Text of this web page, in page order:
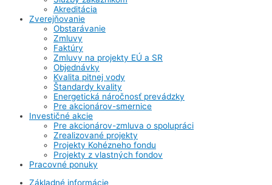
Akreditácia
Zverejňovanie
Obstarávanie
Zmluvy
Faktúry
Zmluvy na projekty EÚ a SR
Objednávky
Kvalita pitnej vody
Štandardy kvality
Energetická náročnosť prevádzky
Pre akcionárov-smernice
Investičné akcie
Pre akcionárov-zmluva o spolupráci
Zrealizované projekty
Projekty Kohézneho fondu
Projekty z vlastných fondov
Pracovné ponuky
Základné informácie